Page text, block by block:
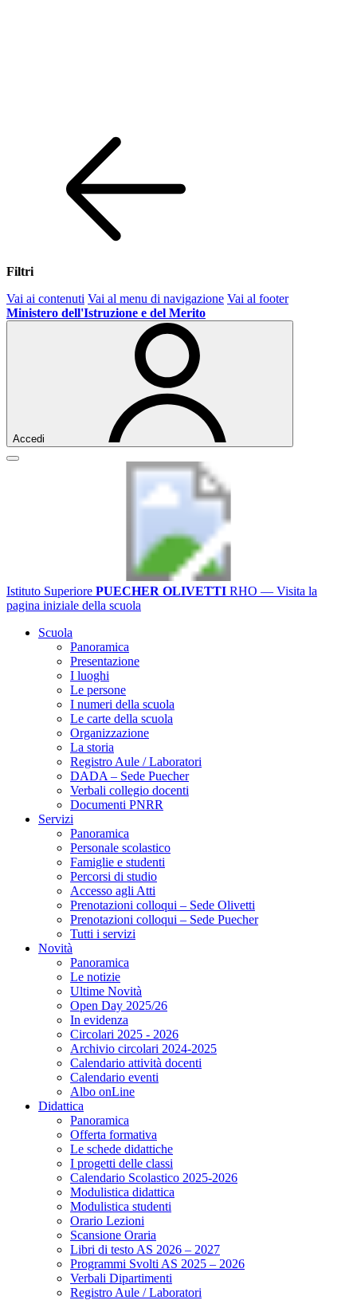
Filtri
Vai ai contenuti Vai al menu di navigazione Vai al footer
Ministero dell'Istruzione e del Merito
Accedi
Istituto Superiore PUECHER OLIVETTI RHO — Visita la
pagina iniziale della scuola
Scuola
Panoramica
Presentazione
I luoghi
Le persone
I numeri della scuola
Le carte della scuola
Organizzazione
La storia
Registro Aule / Laboratori
DADA – Sede Puecher
Verbali collegio docenti
Documenti PNRR
Servizi
Panoramica
Personale scolastico
Famiglie e studenti
Percorsi di studio
Accesso agli Atti
Prenotazioni colloqui – Sede Olivetti
Prenotazioni colloqui – Sede Puecher
Tutti i servizi
Novità
Panoramica
Le notizie
Ultime Novità
Open Day 2025/26
In evidenza
Circolari 2025 - 2026
Archivio circolari 2024-2025
Calendario attività docenti
Calendario eventi
Albo onLine
Didattica
Panoramica
Offerta formativa
Le schede didattiche
I progetti delle classi
Calendario Scolastico 2025-2026
Modulistica didattica
Modulistica studenti
Orario Lezioni
Scansione Oraria
Libri di testo AS 2026 – 2027
Programmi Svolti AS 2025 – 2026
Verbali Dipartimenti
Registro Aule / Laboratori